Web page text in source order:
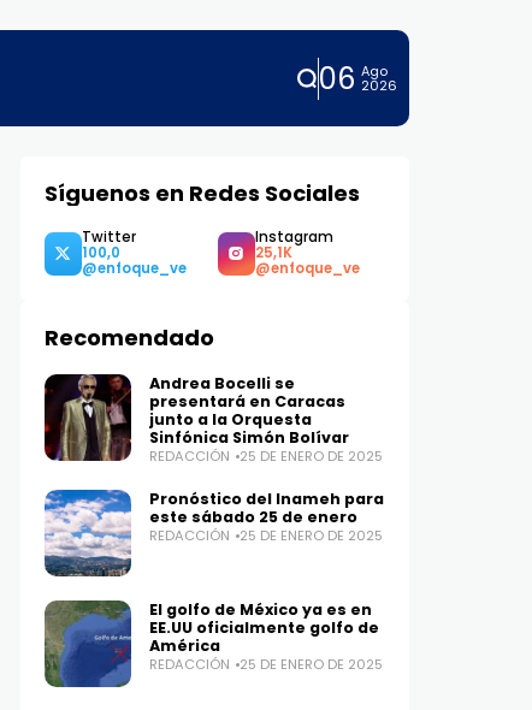
06 Ago
2026
Síguenos en Redes Sociales
Twitter
100,0
Recomendado
Andrea Bocelli se
presentará en Caracas
junto a la Orquesta
Sinfónica Simón Bolívar
REDACCIÓN 25 DE ENERO DE 2025
Pronóstico del Inameh para
este sábado 25 de enero
REDACCIÓN 25 DE ENERO DE 2025
El golfo de México ya es en
EE.UU oficialmente golfo de
América
REDACCIÓN 25 DE ENERO DE 2025